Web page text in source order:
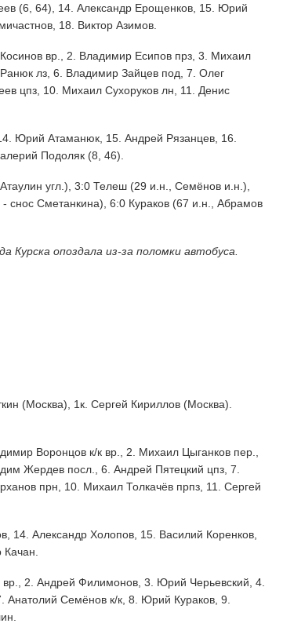
(6, 64), 14. Александр Ерощенков, 15. Юрий
18. Виктор Азимов.
вр., 2. Владимир Есипов прз, 3. Михаил
лз, 6. Владимир Зайцев под, 7. Олег
цпз, 10. Михаил Сухоруков лн, 11. Денис
Юрий Атаманюк, 15. Андрей Рязанцев, 16.
Подоляк (8, 46).
угл.), 3:0 Телеш (29 и.н., Семёнов и.н.),
снос Сметанкина), 6:0 Кураков (67 и.н., Абрамов
Курска опоздала из-за поломки автобуса.
(Москва), 1к. Сергей Кириллов (Москва).
Воронцов к/к вр., 2. Михаил Цыганков пер.,
Жердев посл., 6. Андрей Пятецкий цпз, 7.
прн, 10. Михаил Толкачёв прпз, 11. Сергей
14. Александр Холопов, 15. Василий Коренков,
Качан.
2. Андрей Филимонов, 3. Юрий Черьевский, 4.
Анатолий Семёнов к/к, 8. Юрий Кураков, 9.